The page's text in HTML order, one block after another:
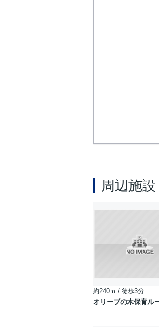
周辺施設
約240ｍ / 徒歩3分
オリーブの木保育ル